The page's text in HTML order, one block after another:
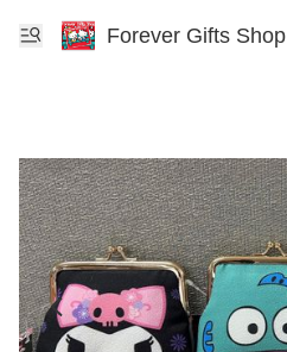
Forever Gifts Shop